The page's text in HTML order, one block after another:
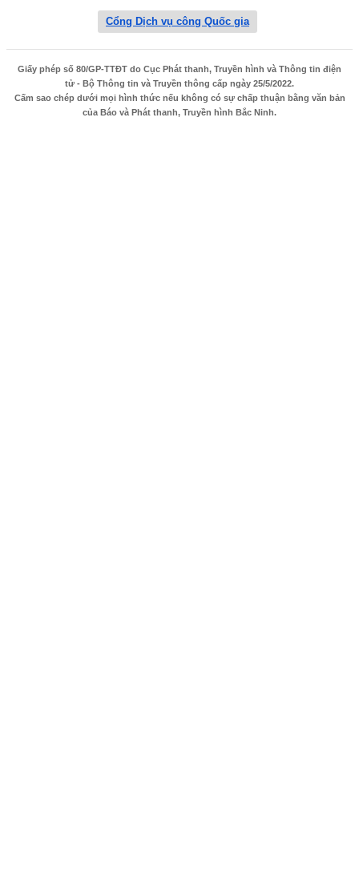
Cổng Dịch vụ công Quốc gia
Giấy phép số 80/GP-TTĐT do Cục Phát thanh, Truyền hình và Thông tin điện
tử - Bộ Thông tin và Truyền thông cấp ngày 25/5/2022.
Cấm sao chép dưới mọi hình thức nếu không có sự chấp thuận bằng văn bản
của Báo và Phát thanh, Truyền hình Bắc Ninh.